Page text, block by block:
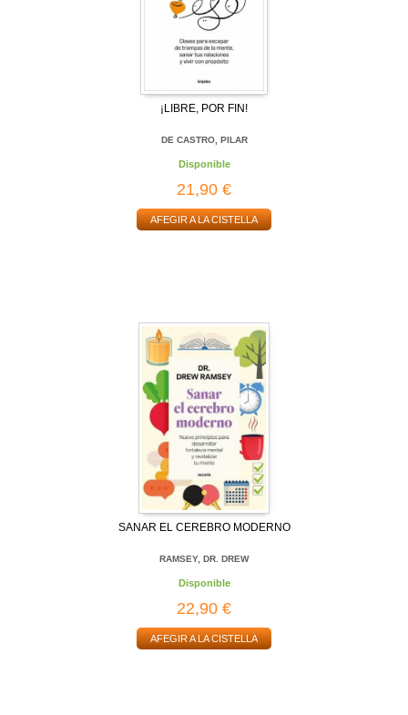
¡LIBRE, POR FIN!
DE CASTRO, PILAR
Disponible
21,90 €
AFEGIR A LA CISTELLA
SANAR EL CEREBRO MODERNO
RAMSEY, DR. DREW
Disponible
22,90 €
AFEGIR A LA CISTELLA